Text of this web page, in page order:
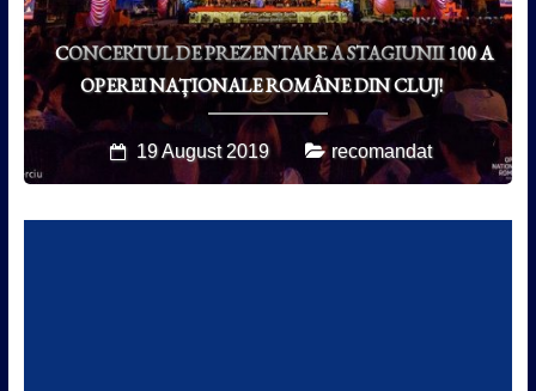
CONCERTUL DE PREZENTARE A STAGIUNII 100 A
OPEREI NAȚIONALE ROMÂNE DIN CLUJ!
19 August 2019 recomandat